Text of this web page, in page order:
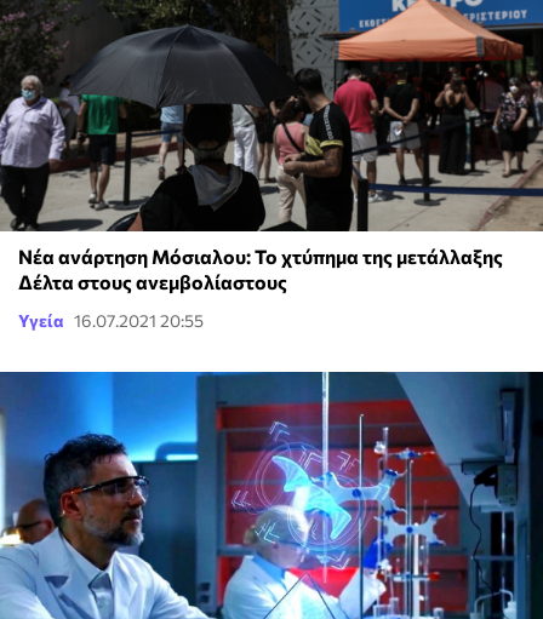
Νέα ανάρτηση Μόσιαλου: Το χτύπημα της μετάλλαξης
Δέλτα στους ανεμβολίαστους
Υγεία 16.07.2021 20:55